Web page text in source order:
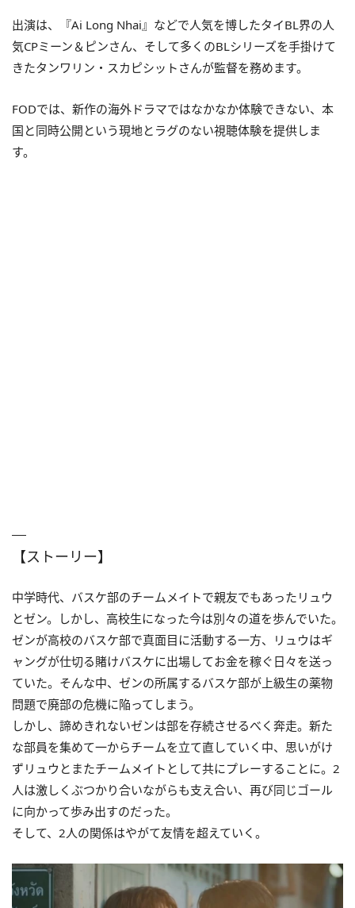
出演は、『Ai Long Nhai』などで人気を博したタイBL界の人
気CPミーン＆ピンさん、そして多くのBLシリーズを手掛けて
きたタンワリン・スカピシットさんが監督を務めます。
FODでは、新作の海外ドラマではなかなか体験できない、本
国と同時公開という現地とラグのない視聴体験を提供しま
す。
【ストーリー】
中学時代、バスケ部のチームメイトで親友でもあったリュウ
とゼン。しかし、高校生になった今は別々の道を歩んでいた。
ゼンが高校のバスケ部で真面目に活動する一方、リュウはギ
ャングが仕切る賭けバスケに出場してお金を稼ぐ日々を送っ
ていた。そんな中、ゼンの所属するバスケ部が上級生の薬物
問題で廃部の危機に陥ってしまう。
しかし、諦めきれないゼンは部を存続させるべく奔走。新た
な部員を集めて一からチームを立て直していく中、思いがけ
ずリュウとまたチームメイトとして共にプレーすることに。2
人は激しくぶつかり合いながらも支え合い、再び同じゴール
に向かって歩み出すのだった。
そして、2人の関係はやがて友情を超えていく。